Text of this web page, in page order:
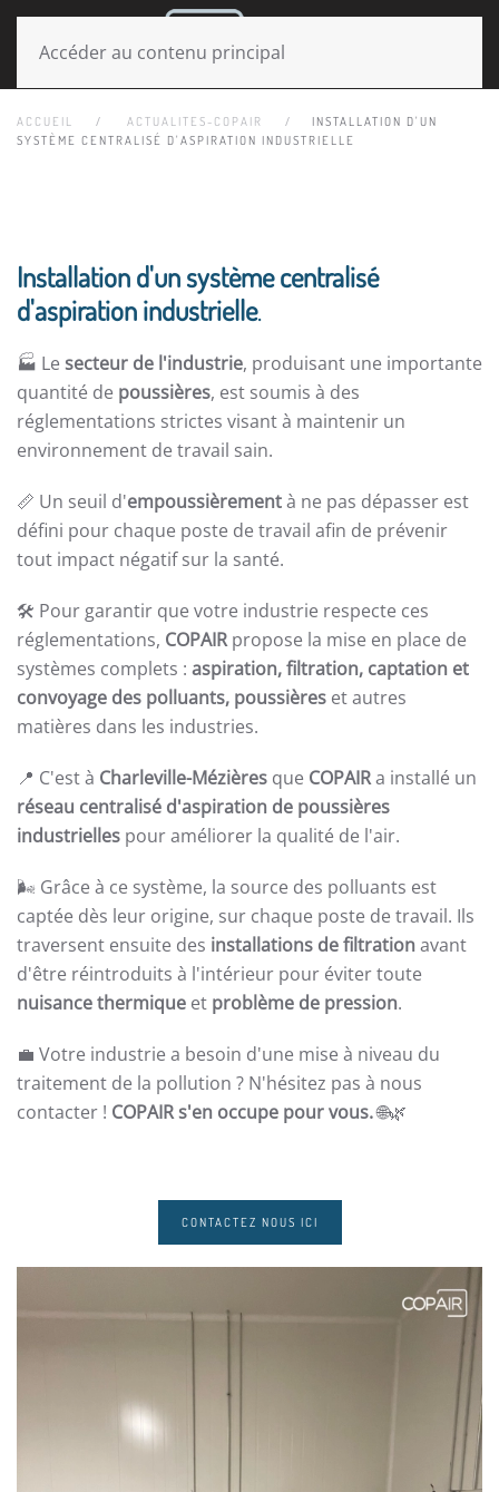
Accéder au contenu principal
ACCUEIL ACTUALITES-COPAIR
INSTALLATION D'UN
SYSTÈME CENTRALISÉ D'ASPIRATION INDUSTRIELLE
Installation d'un système centralisé
d'aspiration industrielle.
🏭 Le secteur de l'industrie, produisant une importante
quantité de poussières, est soumis à des
réglementations strictes visant à maintenir un
environnement de travail sain.
📏 Un seuil d'empoussièrementà ne pas dépasser est
défini pour chaque poste de travail afin de prévenir
tout impact négatif sur la santé.
🛠️ Pour garantir que votre industrie respecte ces
réglementations, COPAIRpropose la mise en place de
systèmes complets : aspiration, filtration, captation et
convoyage des polluants, poussières et autres
matières dans les industries.
📍 C'est à Charleville-Mézières que COPAIRa installé un
réseau centralisé d'aspiration de poussières
industrielles pour améliorer la qualité de l'air.
🌬️ Grâce à ce système, la source des polluants est
captée dès leur origine, sur chaque poste de travail. Ils
traversent ensuite des installations de filtrationavant
d'être réintroduits à l'intérieur pour éviter toute
nuisance thermique et problème de pression.
💼 Votre industrie a besoin d'une mise à niveau du
traitement de la pollution ? N'hésitez pas à nous
contacter ! COPAIR s'en occupe pour vous.🌐🌿
CONTACTEZ NOUS ICI